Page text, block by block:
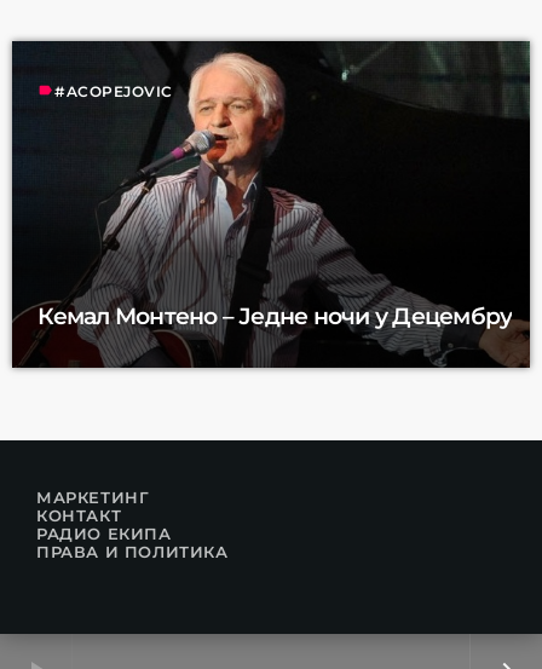
label#ACOPEJOVIC
Кемал Монтено – Једне ночи у Децембру
МАРКЕТИНГ
КОНТАКТ
РАДИО ЕКИПА
ПРАВА И ПОЛИТИКА